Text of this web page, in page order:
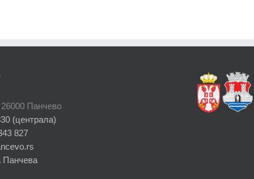
Панчево
(централа)
827
Панчева